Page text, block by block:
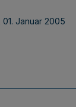
01. Januar 2005